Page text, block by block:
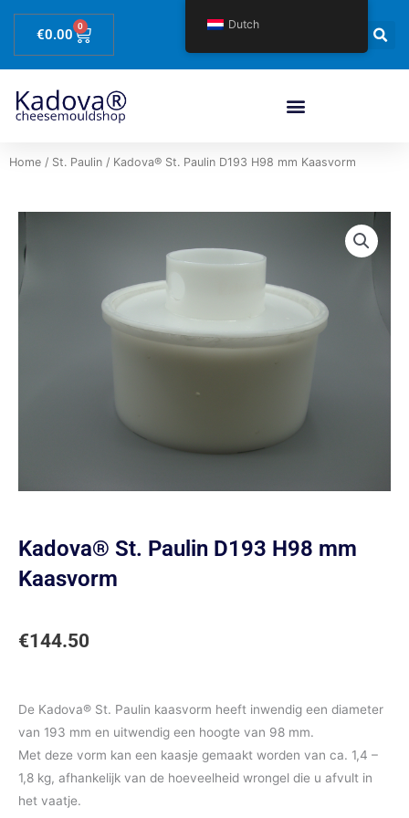
€0.00 0
Winkelwagen
Home / St. Paulin / Kadova® St. Paulin D193 H98 mm Kaasvorm
Kadova® St. Paulin D193 H98 mm
Kaasvorm
€144.50
De Kadova® St. Paulin kaasvorm heeft inwendig een diameter
van 193 mm en uitwendig een hoogte van 98 mm.
Met deze vorm kan een kaasje gemaakt worden van ca. 1,4 –
1,8 kg, afhankelijk van de hoeveelheid wrongel die u afvult in
het vaatje.
Dutch